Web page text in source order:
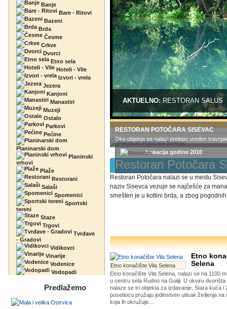
Banje
Bare - Ritovi
Bazeni
Brda
Česme
Crkve
Dvorci
Etno sela
Hoteli - Vile
Izvori - vrela
Jezera
Kanjoni
Manastiri
Muzeji
Ostalo
Parkovi
Pećine
Planinarski dom
Planinski
vrhovi
Plaže
Restorani
Salaši
Spomenici
Sportski
tereni
Staze
Trgovi
Tvrđave
- Gradovi
Vidikovci
Vinarije
Vodenice
Vodopadi
Predlažemo
AKTUELNO:RESTORAN SALUS
Lokacija godine 2010
RESTORAN POTOČARA SISEVAC
Oko objekta se nalazi prelepo uređen
Restoran Potočara
Restoran Potočara nalazi se u mestu
naziv Sisevca vezuje se najčešće za
smešten je u kotlini brda, a zbog
Etno konačište Vila Selena
Etno
Selena
Etno konačište Vila Selena, nalazi se na 1100
u centru sela Rudno na Goliji. U okviru
nalaze se tri objekta za izdavanje, Stara kuća i
posetiocu pružaju jedinstven utisak življenja na
koja ih okružuje....